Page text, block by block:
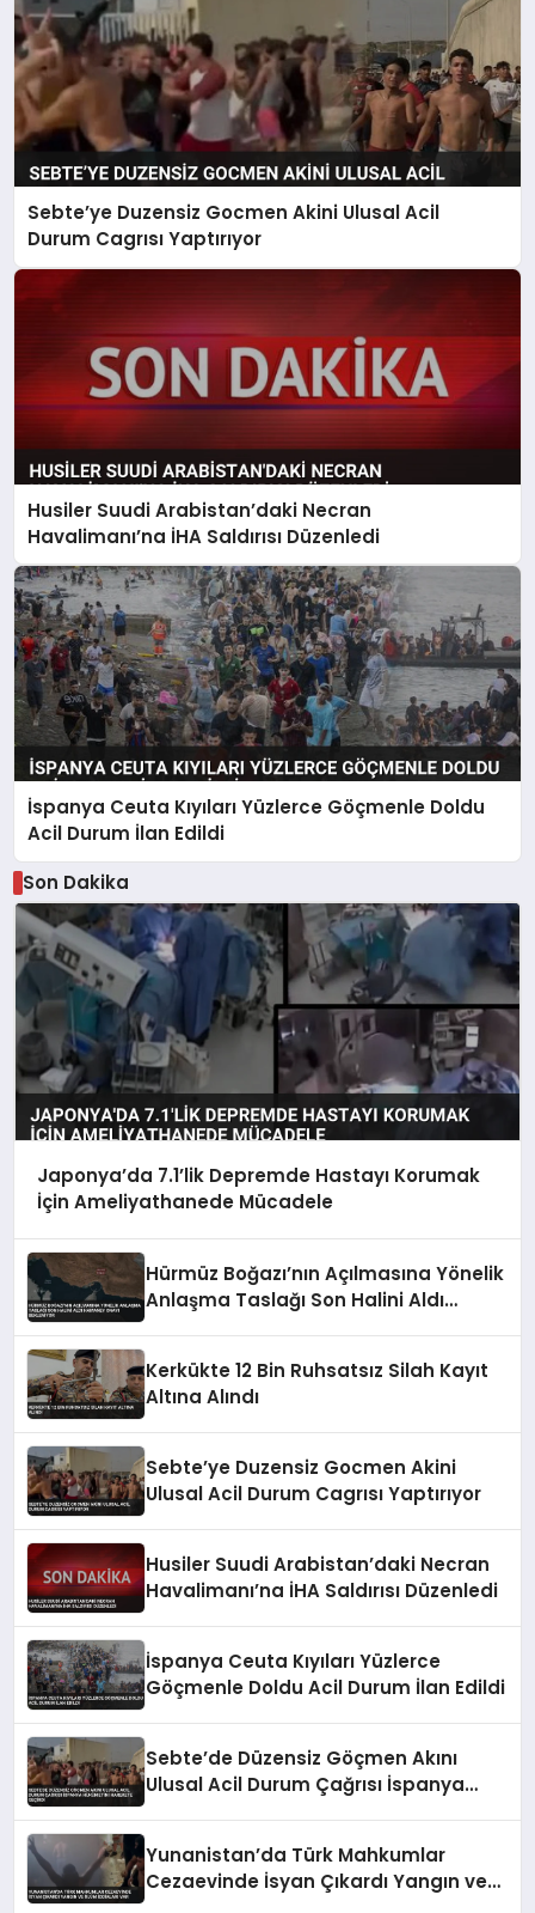
Sebte’ye Duzensiz Gocmen Akini Ulusal Acil
Durum Cagrısı Yaptırıyor
Husiler Suudi Arabistan’daki Necran
Havalimanı’na İHA Saldırısı Düzenledi
İspanya Ceuta Kıyıları Yüzlerce Göçmenle Doldu
Acil Durum İlan Edildi
Son Dakika
Japonya’da 7.1’lik Depremde Hastayı Korumak
İçin Ameliyathanede Mücadele
Hürmüz Boğazı’nın Açılmasına Yönelik
Anlaşma Taslağı Son Halini Aldı
Kerkükte 12 Bin Ruhsatsız Silah Kayıt
Altına Alındı
Sebte’ye Duzensiz Gocmen Akini
Ulusal Acil Durum Cagrısı Yaptırıyor
Husiler Suudi Arabistan’daki Necran
Havalimanı’na İHA Saldırısı Düzenledi
İspanya Ceuta Kıyıları Yüzlerce
Göçmenle Doldu Acil Durum İlan Edildi
Sebte’de Düzensiz Göçmen Akını
Ulusal Acil Durum Çağrısı İspanya
Yunanistan’da Türk Mahkumlar
Cezaevinde İsyan Çıkardı Yangın ve